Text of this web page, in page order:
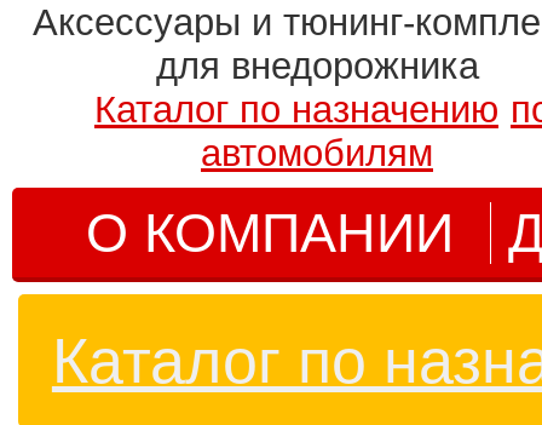
Аксессуары и тюнинг-
для внедорожника
Каталог по назначению
автомобилям
О КОМПАНИИ
Каталог по